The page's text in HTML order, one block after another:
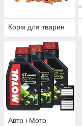
Корм для тварин
Авто і Мото